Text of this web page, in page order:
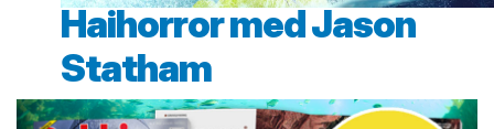
Haihorror med Jason
Statham